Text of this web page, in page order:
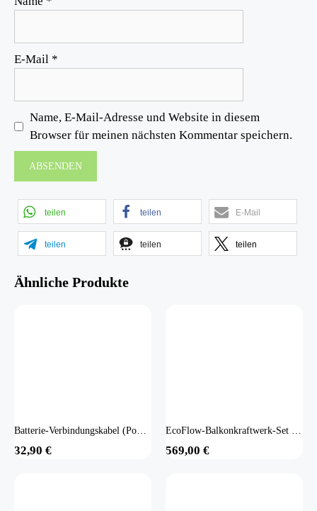
E-Mail *
Name, E-Mail-Adresse und Website in diesem
Browser für meinen nächsten Kommentar speichern.
teilen teilen E-Mail
teilen teilen teilen
Ähnliche Produkte
Batterie-Verbindungskabel (PowerStream zu Speicher)
32,90 €
EcoFlow-Balkonkraftwerk-Set - 4 Module
569,00 €